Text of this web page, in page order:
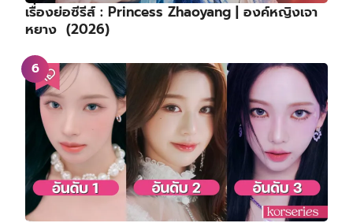
เรื่องย่อซีรีส์ : Princess Zhaoyang | องค์หญิงเจา
หยาง (2026)